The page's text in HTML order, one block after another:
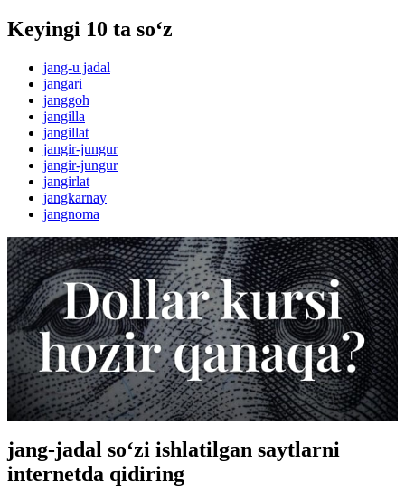
Keyingi 10 ta so‘z
jang-u jadal
jangari
janggoh
jangilla
jangillat
jangir-jungur
jangir-jungur
jangirlat
jangkarnay
jangnoma
jang-jadal so‘zi ishlatilgan saytlarni
internetda qidiring